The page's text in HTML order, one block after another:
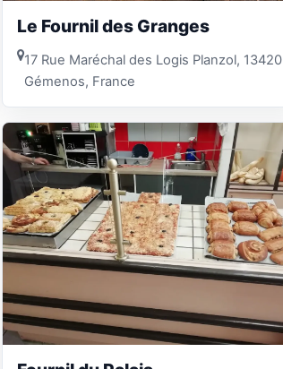
Le Fournil des Granges
17 Rue Maréchal des Logis Planzol, 13420
Gémenos, France